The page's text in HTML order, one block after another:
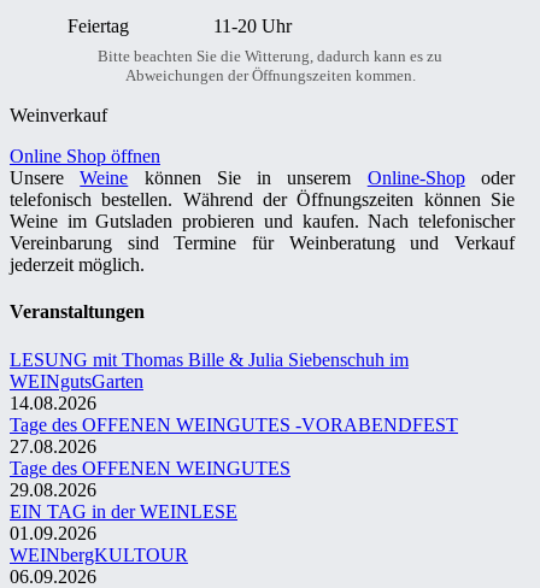
Feiertag
11-20 Uhr
Bitte beachten Sie die Witterung, dadurch kann es zu
Abweichungen der Öffnungszeiten kommen.
Weinverkauf
Online Shop öffnen
UnsereWeine können Sie in unserem Online-Shopoder
telefonisch bestellen. Während der Öffnungszeiten können Sie
Weine im Gutsladen probieren und kaufen. Nach telefonischer
Vereinbarung sind Termine für Weinberatung und Verkauf
jederzeit möglich.
Veranstaltungen
LESUNG mit Thomas Bille & Julia Siebenschuh im
WEINgutsGarten
14.08.2026
Tage des OFFENEN WEINGUTES -VORABENDFEST
27.08.2026
Tage des OFFENEN WEINGUTES
29.08.2026
EIN TAG in der WEINLESE
01.09.2026
WEINbergKULTOUR
06.09.2026